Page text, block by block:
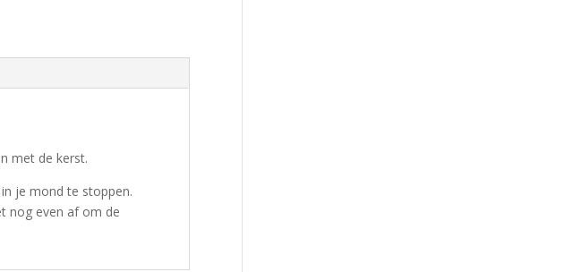
met de kerst.
je mond te stoppen.
nog even af om de